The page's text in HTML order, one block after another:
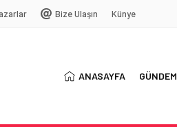
Bize Ulaşın Künye
ANASAYFA GÜNDEM